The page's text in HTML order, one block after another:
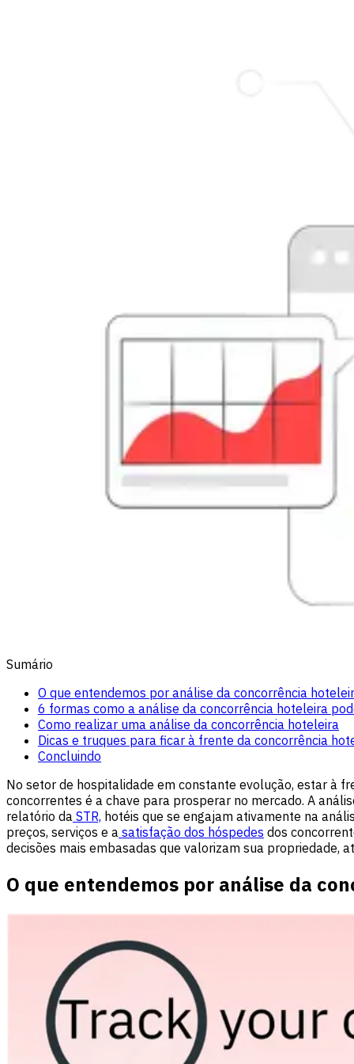
Sumário
O que entendemos por análise da concorrência
6 formas como a análise da concorrência hoteleira
Como realizar uma análise da concorrência hoteleira
Dicas e truques para ficar à frente da concorrência
Concluindo
No setor de hospitalidade em constante evolução, estar à
concorrentes é a chave para prosperar no mercado. A
relatório da STR, hotéis que se engajam ativamente na
preços, serviços e a satisfação dos hóspedes dos
decisões mais embasadas que valorizam sua propriedade,
O que entendemos por análise da